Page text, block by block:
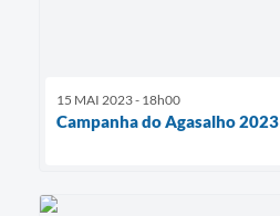
15 MAI 2023 - 18h00
Campanha do Agasalho 2023